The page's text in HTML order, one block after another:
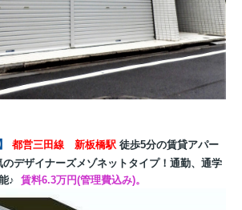
都営三田線 新板橋駅 徒歩5分の賃貸アパー
のデザイナーズメゾネットタイプ！通勤、通学
♪ 賃料6.3万円(管理費込み)。